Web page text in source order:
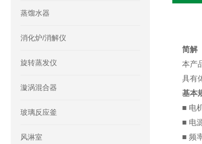
简解
本产
具有
基本
■ 电
■ 电
■ 频
蒸馏水器
消化炉/消解仪
旋转蒸发仪
漩涡混合器
玻璃反应釜
风淋室